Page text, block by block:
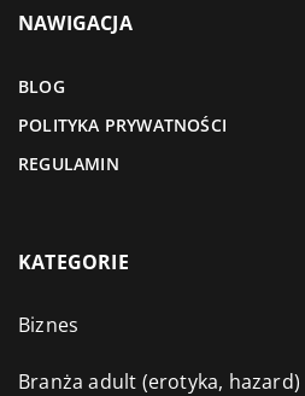
NAWIGACJA
BLOG
POLITYKA PRYWATNOŚCI
REGULAMIN
KATEGORIE
Biznes
Branża adult (erotyka, hazard)